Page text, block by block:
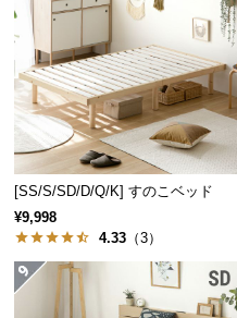
様
サ
ー
お
知
ら
[SS/S/SD/D/Q/K] すのこベッド
¥9,998
4.33 （3）